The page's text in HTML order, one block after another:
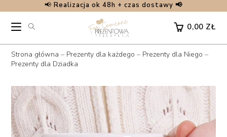
content
📢 Realizacja ok 48h + czas dostawy 📢
0,00 ZŁ
Strona główna – Prezenty dla każdego – Prezenty dla Niego –
Prezenty dla Dziadka